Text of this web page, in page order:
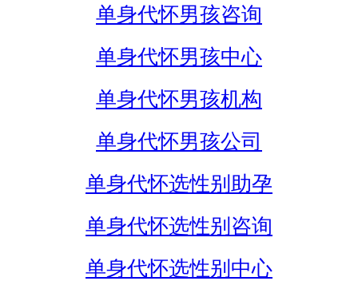
单身代怀男孩咨询
单身代怀男孩中心
单身代怀男孩机构
单身代怀男孩公司
单身代怀选性别助孕
单身代怀选性别咨询
单身代怀选性别中心